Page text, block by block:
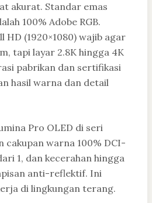
akurat. Standar emas
100% Adobe RGB.
HD (1920×1080) wajib agar
tapi layar 2.8K hingga 4K
pabrikan dan sertifikasi
hasil warna dan detail
Pro OLED di seri
cakupan warna 100% DCI-
1, dan kecerahan hingga
anti-reflektif. Ini
di lingkungan terang.